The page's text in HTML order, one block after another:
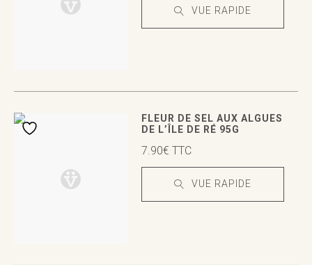
VUE RAPIDE
FLEUR DE SEL AUX ALGUES
DE L’ÎLE DE RÉ 95G
7.90€ TTC
VUE RAPIDE